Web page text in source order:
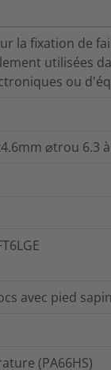
la fixation de
utilisées
ou
⌀trou 6.3 à
avec pied
(PA66HS)